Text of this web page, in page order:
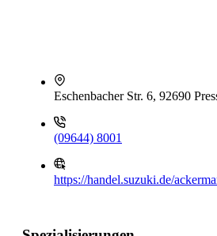
Eschenbacher Str. 6, 92690
(09644) 8001
https://handel.suzuki.de/